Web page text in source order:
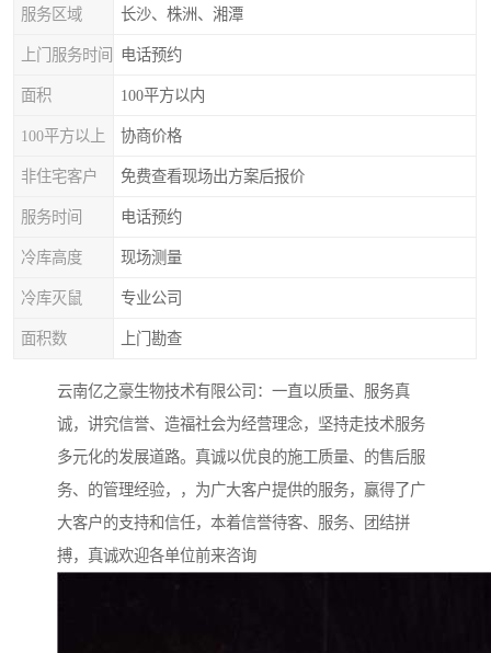
服务区域 长沙、株洲、湘潭
上门服务时间 电话预约
面积 100平方以内
100平方以上 协商价格
非住宅客户 免费查看现场出方案后报价
服务时间 电话预约
冷库高度 现场测量
冷库灭鼠 专业公司
面积数 上门勘查
云南亿之豪生物技术有限公司：一直以质量、服务真
诚，讲究信誉、造福社会为经营理念，坚持走技术服务
多元化的发展道路。真诚以优良的施工质量、的售后服
务、的管理经验，，为广大客户提供的服务，赢得了广
大客户的支持和信任，本着信誉待客、服务、团结拼
搏，真诚欢迎各单位前来咨询